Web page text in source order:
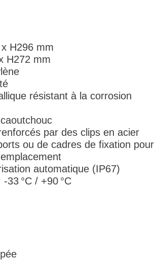
H296 mm
H272 mm
résistant à la corrosion
par des clips en acier
ou de cadres de fixation pour
automatique (IP67)
33 °C / +90 °C